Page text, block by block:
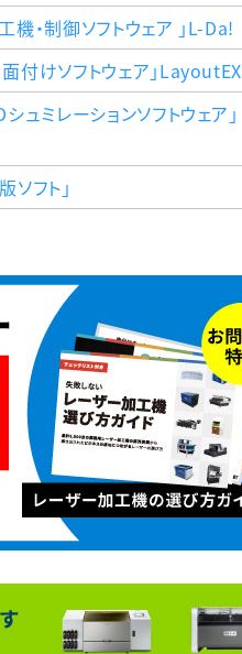
・制御ソフトウェア 」L-Da!
付けソフトウェア」LayoutEX
ミレーションソフトウェア」
フト」